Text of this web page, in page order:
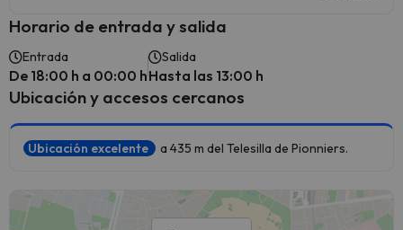
Horario de entrada y salida
Entrada
De 18:00 h a 00:00 h
Salida
Hasta las 13:00 h
Ubicación y accesos cercanos
Ubicación excelente a 435 m del Telesilla de Pionniers.